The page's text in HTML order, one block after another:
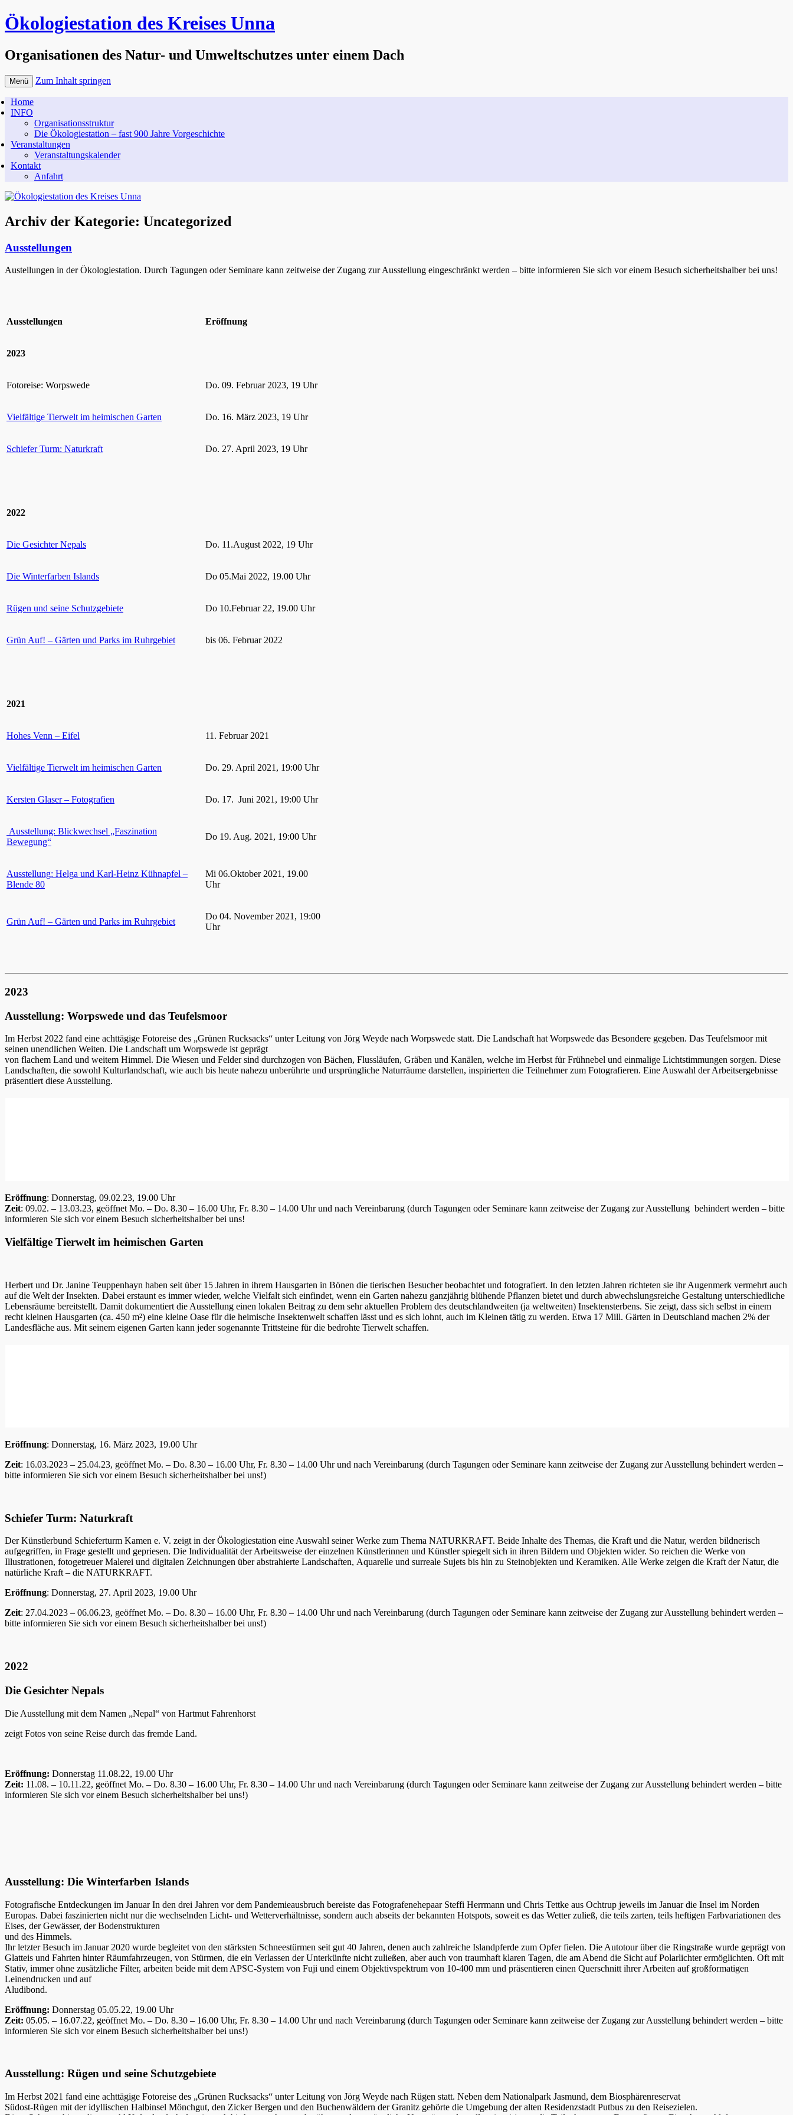
Ökologiestation des Kreises Unna
Organisationen des Natur- und Umweltschutzes unter einem Dach
Menü Zum Inhalt springen
Home
INFO
Organisationsstruktur
Die Ökologiestation – fast 900 Jahre Vorgeschichte
Veranstaltungen
Veranstaltungskalender
Kontakt
Anfahrt
Archiv der Kategorie: Uncategorized
Ausstellungen
Austellungen in der Ökologiestation. Durch Tagungen oder Seminare kann zeitweise der Zugang zur Ausstellung eingeschränkt werden – bitte informieren Sie sich vor einem Besuch sicherheitshalber bei uns!
Ausstellungen Eröffnung
2023
Fotoreise: Worpswede Do. 09. Februar 2023, 19 Uhr
Vielfältige Tierwelt im heimischen Garten Do. 16. März 2023, 19 Uhr
Schiefer Turm: Naturkraft Do. 27. April 2023, 19 Uhr
2022
Die Gesichter Nepals Do. 11.August 2022, 19 Uhr
Die Winterfarben Islands Do 05.Mai 2022, 19.00 Uhr
Rügen und seine Schutzgebiete Do 10.Februar 22, 19.00 Uhr
Grün Auf! – Gärten und Parks im Ruhrgebiet bis 06. Februar 2022
2021
Hohes Venn – Eifel 11. Februar 2021
Vielfältige Tierwelt im heimischen Garten Do. 29. April 2021, 19:00 Uhr
Kersten Glaser – Fotografien Do. 17. Juni 2021, 19:00 Uhr
Ausstellung: Blickwechsel „Faszination
Bewegung“
Do 19. Aug. 2021, 19:00 Uhr
Ausstellung: Helga und Karl-Heinz Kühnapfel –
Blende 80
Mi 06.Oktober 2021, 19.00
Uhr
Grün Auf! – Gärten und Parks im Ruhrgebiet
Do 04. November 2021, 19:00
Uhr
2023
Ausstellung: Worpswede und das Teufelsmoor
Im Herbst 2022 fand eine achttägige Fotoreise des „Grünen Rucksacks“ unter Leitung von Jörg Weyde nach Worpswede statt. Die Landschaft hat Worpswede das Besondere gegeben. Das Teufelsmoor mit
seinen unendlichen Weiten. Die Landschaft um Worpswede ist geprägt
von flachem Land und weitem Himmel. Die Wiesen und Felder sind durchzogen von Bächen, Flussläufen, Gräben und Kanälen, welche im Herbst für Frühnebel und einmalige Lichtstimmungen sorgen. Diese
Landschaften, die sowohl Kulturlandschaft, wie auch bis heute nahezu unberührte und ursprüngliche Naturräume darstellen, inspirierten die Teilnehmer zum Fotografieren. Eine Auswahl der Arbeitsergebnisse
präsentiert diese Ausstellung.
Eröffnung: Donnerstag, 09.02.23, 19.00 Uhr
Zeit: 09.02. – 13.03.23, geöffnet Mo. – Do. 8.30 – 16.00 Uhr, Fr. 8.30 – 14.00 Uhr und nach Vereinbarung (durch Tagungen oder Seminare kann zeitweise der Zugang zur Ausstellung behindert werden – bitte
informieren Sie sich vor einem Besuch sicherheitshalber bei uns!
Vielfältige Tierwelt im heimischen Garten
Herbert und Dr. Janine Teuppenhayn haben seit über 15 Jahren in ihrem Hausgarten in Bönen die tierischen Besucher beobachtet und fotografiert. In den letzten Jahren richteten sie ihr Augenmerk vermehrt auch
auf die Welt der Insekten. Dabei erstaunt es immer wieder, welche Vielfalt sich einfindet, wenn ein Garten nahezu ganzjährig blühende Pflanzen bietet und durch abwechslungsreiche Gestaltung unterschiedliche
Lebensräume bereitstellt. Damit dokumentiert die Ausstellung einen lokalen Beitrag zu dem sehr aktuellen Problem des deutschlandweiten (ja weltweiten) Insektensterbens. Sie zeigt, dass sich selbst in einem
recht kleinen Hausgarten (ca. 450 m²) eine kleine Oase für die heimische Insektenwelt schaffen lässt und es sich lohnt, auch im Kleinen tätig zu werden. Etwa 17 Mill. Gärten in Deutschland machen 2% der
Landesfläche aus. Mit seinem eigenen Garten kann jeder sogenannte Trittsteine für die bedrohte Tierwelt schaffen.
Eröffnung: Donnerstag, 16. März 2023, 19.00 Uhr
Zeit: 16.03.2023 – 25.04.23, geöffnet Mo. – Do. 8.30 – 16.00 Uhr, Fr. 8.30 – 14.00 Uhr und nach Vereinbarung (durch Tagungen oder Seminare kann zeitweise der Zugang zur Ausstellung behindert werden –
bitte informieren Sie sich vor einem Besuch sicherheitshalber bei uns!)
Schiefer Turm: Naturkraft
Der Künstlerbund Schieferturm Kamen e. V. zeigt in der Ökologiestation eine Auswahl seiner Werke zum Thema NATURKRAFT. Beide Inhalte des Themas, die Kraft und die Natur, werden bildnerisch
aufgegriffen, in Frage gestellt und gepriesen. Die Individualität der Arbeitsweise der einzelnen Künstlerinnen und Künstler spiegelt sich in ihren Bildern und Objekten wider. So reichen die Werke von
Illustrationen, fotogetreuer Malerei und digitalen Zeichnungen über abstrahierte Landschaften, Aquarelle und surreale Sujets bis hin zu Steinobjekten und Keramiken. Alle Werke zeigen die Kraft der Natur, die
natürliche Kraft – die NATURKRAFT.
Eröffnung: Donnerstag, 27. April 2023, 19.00 Uhr
Zeit: 27.04.2023 – 06.06.23, geöffnet Mo. – Do. 8.30 – 16.00 Uhr, Fr. 8.30 – 14.00 Uhr und nach Vereinbarung (durch Tagungen oder Seminare kann zeitweise der Zugang zur Ausstellung behindert werden –
bitte informieren Sie sich vor einem Besuch sicherheitshalber bei uns!)
2022
Die Gesichter Nepals
Die Ausstellung mit dem Namen „Nepal“ von Hartmut Fahrenhorst
zeigt Fotos von seine Reise durch das fremde Land.
Eröffnung: Donnerstag 11.08.22, 19.00 Uhr
Zeit: 11.08. – 10.11.22, geöffnet Mo. – Do. 8.30 – 16.00 Uhr, Fr. 8.30 – 14.00 Uhr und nach Vereinbarung (durch Tagungen oder Seminare kann zeitweise der Zugang zur Ausstellung behindert werden – bitte
informieren Sie sich vor einem Besuch sicherheitshalber bei uns!)
Ausstellung: Die Winterfarben Islands
Fotografische Entdeckungen im Januar In den drei Jahren vor dem Pandemieausbruch bereiste das Fotografenehepaar Steffi Herrmann und Chris Tettke aus Ochtrup jeweils im Januar die Insel im Norden
Europas. Dabei faszinierten nicht nur die wechselnden Licht- und Wetterverhältnisse, sondern auch abseits der bekannten Hotspots, soweit es das Wetter zuließ, die teils zarten, teils heftigen Farbvariationen des
Eises, der Gewässer, der Bodenstrukturen
und des Himmels.
Ihr letzter Besuch im Januar 2020 wurde begleitet von den stärksten Schneestürmen seit gut 40 Jahren, denen auch zahlreiche Islandpferde zum Opfer fielen. Die Autotour über die Ringstraße wurde geprägt von
Glatteis und Fahrten hinter Räumfahrzeugen, von Stürmen, die ein Verlassen der Unterkünfte nicht zuließen, aber auch von traumhaft klaren Tagen, die am Abend die Sicht auf Polarlichter ermöglichten. Oft mit
Stativ, immer ohne zusätzliche Filter, arbeiten beide mit dem APSC-System von Fuji und einem Objektivspektrum von 10-400 mm und präsentieren einen Querschnitt ihrer Arbeiten auf großformatigen
Leinendrucken und auf
Aludibond.
Eröffnung: Donnerstag 05.05.22, 19.00 Uhr
Zeit: 05.05. – 16.07.22, geöffnet Mo. – Do. 8.30 – 16.00 Uhr, Fr. 8.30 – 14.00 Uhr und nach Vereinbarung (durch Tagungen oder Seminare kann zeitweise der Zugang zur Ausstellung behindert werden – bitte
informieren Sie sich vor einem Besuch sicherheitshalber bei uns!)
Ausstellung: Rügen und seine Schutzgebiete
Im Herbst 2021 fand eine achttägige Fotoreise des „Grünen Rucksacks“ unter Leitung von Jörg Weyde nach Rügen statt. Neben dem Nationalpark Jasmund, dem Biosphärenreservat
Südost-Rügen mit der idyllischen Halbinsel Mönchgut, den Zicker Bergen und den Buchenwäldern der Granitz gehörte die Umgebung der alten Residenzstadt Putbus zu den Reisezielen.